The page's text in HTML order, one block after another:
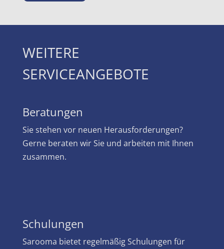
WEITERE
SERVICEANGEBOTE
Beratungen
Sie stehen vor neuen Herausforderungen?
Gerne beraten wir Sie und arbeiten mit Ihnen
zusammen.
Schulungen
Sarooma bietet regelmäßig Schulungen für